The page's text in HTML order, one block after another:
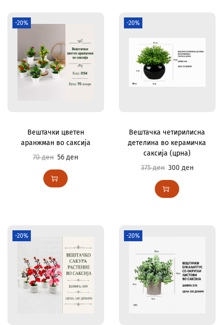
-20%
Вештачки цветен
аранжман во саксија
70ден 56ден
-20%
Вештачка четирилисна
детелина во керамичка
саксија (црна)
375ден 300 ден
-20% -20%